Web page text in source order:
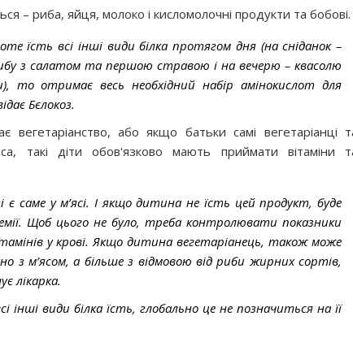
– риба, яйця, молоко і кисломолочні продукти та бобові.
їсть всі інші види білка протягом дня (на сніданок –
з салатом та першою стравою і на вечерю – квасолю
то отримає весь необхідний набір амінокислот для
Бєлокоз.
або якщо батьки самі вегетаріанці
такі діти обов'язково мають приймати вітаміни
є саме у м’ясі. І якщо дитина не їсть цей продукт, буде
Щоб цього не було, треба контролювати показники
у крові. Якщо дитина вегетаріанець, також може
з м’ясом, а більше з відмовою від риби жирних сортів,
лікарка.
інші види білка їсть, глобально це не позначиться на її